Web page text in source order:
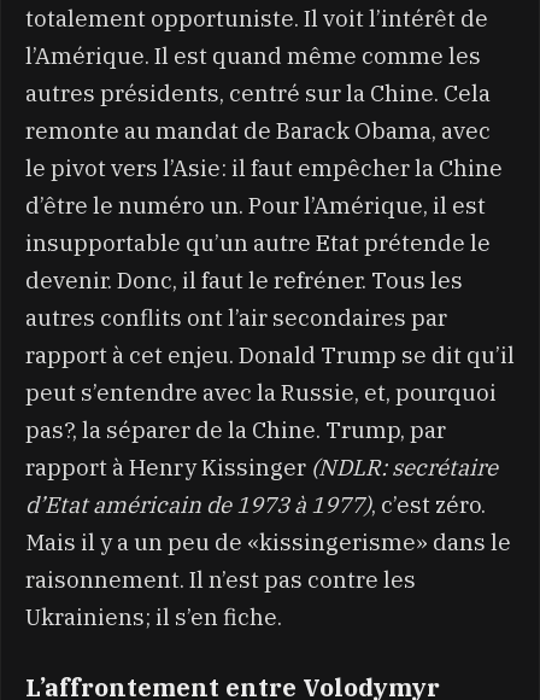
totalement opportuniste. Il voit l’intérêt de
l’Amérique. Il est quand même comme les
autres présidents, centré sur la Chine. Cela
remonte au mandat de Barack Obama, avec
le pivot vers l’Asie: il faut empêcher la Chine
d’être le numéro un. Pour l’Amérique, il est
insupportable qu’un autre Etat prétende le
devenir. Donc, il faut le refréner. Tous les
autres conflits ont l’air secondaires par
rapport à cet enjeu. Donald Trump se dit qu’il
peut s’entendre avec la Russie, et, pourquoi
pas?, la séparer de la Chine. Trump, par
rapport à Henry Kissinger (NDLR: secrétaire
d’Etat américain de 1973 à 1977), c’est zéro.
Mais il y a un peu de «kissingerisme» dans le
raisonnement. Il n’est pas contre les
Ukrainiens; il s’en fiche.
L’affrontement entre Volodymyr